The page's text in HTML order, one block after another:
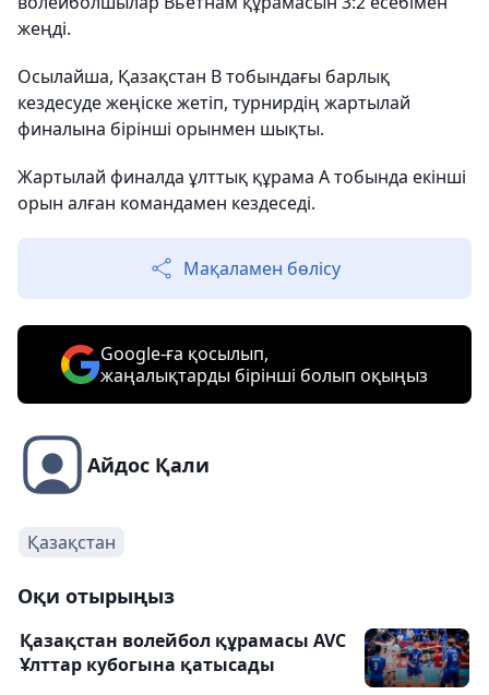
жеңді.
Осылайша, Қазақстан В тобындағы барлық
кездесуде жеңіске жетіп, турнирдің жартылай
финалына бірінші орынмен шықты.
Жартылай финалда ұлттық құрама А тобында екінші
орын алған командамен кездеседі.
Мақаламен бөлісу
Google-ға қосылып,
жаңалықтарды бірінші болып оқыңыз
Айдос Қали
Қазақстан
Оқи отырыңыз
Қазақстан волейбол құрамасы AVC
Ұлттар кубогына қатысады